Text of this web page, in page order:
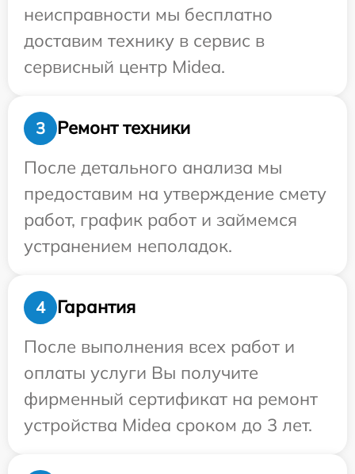
неисправности мы бесплатно
доставим технику в сервис в
сервисный центр Midea.
3
Ремонт техники
После детального анализа мы
предоставим на утверждение смету
работ, график работ и займемся
устранением неполадок.
4
Гарантия
После выполнения всех работ и
оплаты услуги Вы получите
фирменный сертификат на ремонт
устройства Midea сроком до 3 лет.